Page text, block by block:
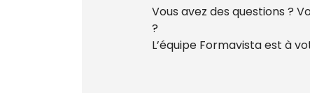
Vous avez des questions ?
?
L’équipe Formavista est à